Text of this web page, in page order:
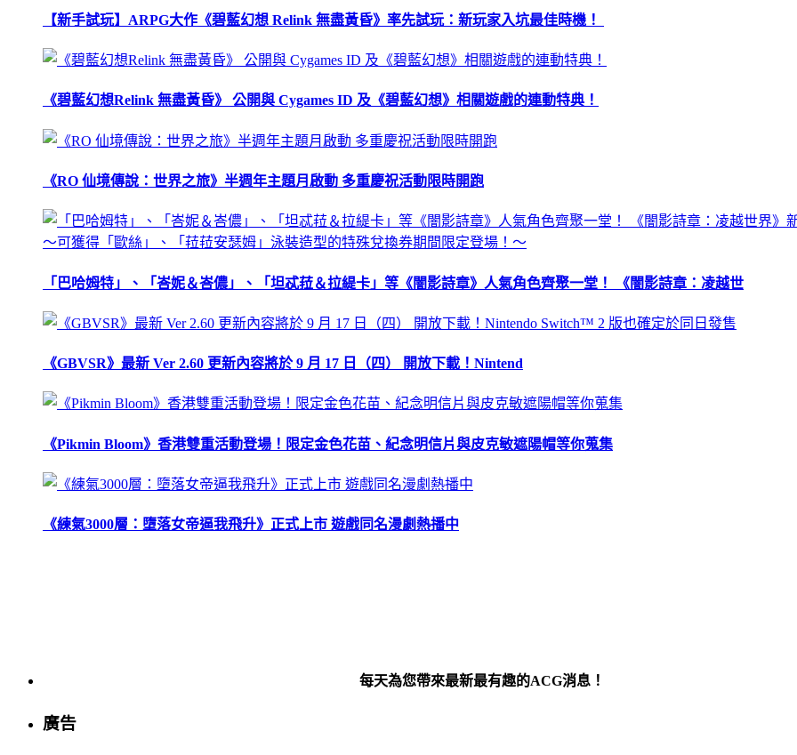
【新手試玩】ARPG大作《碧藍幻想 Relink 無盡黃昏》率先試玩：新玩家入坑最佳時機！
《碧藍幻想Relink 無盡黃昏》 公開與 Cygames ID 及《碧藍幻想》相關遊戲的連動特典！
《RO 仙境傳說：世界之旅》半週年主題月啟動 多重慶祝活動限時開跑
「巴哈姆特」、「峇妮＆峇儂」、「坦忒菈＆拉緹卡」等《闇影詩章》人氣角色齊聚一堂！ 《闇影詩章：凌越世
《GBVSR》最新 Ver 2.60 更新內容將於 9 月 17 日（四） 開放下載！Nintend
《Pikmin Bloom》香港雙重活動登場！限定金色花苗、紀念明信片與皮克敏遮陽帽等你蒐集
《練氣3000層：墮落女帝逼我飛升》正式上市 遊戲同名漫劇熱播中
每天為您帶來最新最有趣的ACG消息！
廣告